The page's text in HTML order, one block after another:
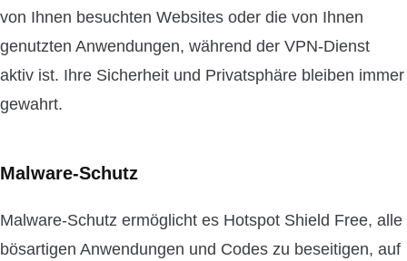
von Ihnen besuchten Websites oder die von Ihnen
genutzten Anwendungen, während der VPN-Dienst
aktiv ist. Ihre Sicherheit und Privatsphäre bleiben immer
gewahrt.
Malware-Schutz
Malware-Schutz ermöglicht es Hotspot Shield Free, alle
bösartigen Anwendungen und Codes zu beseitigen, auf